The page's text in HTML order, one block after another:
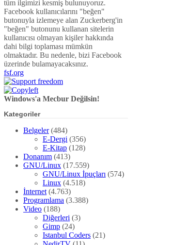
tüm ilgimizi kesmiş bulunuyoruz.
Facebook kullanıcılarını "beğen"
butonuyla izlemeye alan Zuckerberg'in
"beğen" butonunu kullanan sitelerin
kullanıcısı olmayan kişiler hakkında
dahi bilgi toplaması mümkün
olmaktadır. Bu nedenle, bizi Facebook
üzerinde bulamayacaksınız.
fsf.org
Windows'a Mecbur Değilsin!
Kategoriler
Belgeler(484)
E-Dergi (356)
E-Kitap (128)
Donanım (413)
GNU/Linux (17.559)
GNU/Linux İpuçları (574)
Linux (4.518)
İnternet (4.763)
Programlama (3.388)
Video (188)
Diğerleri (3)
Gimp (24)
Istanbul Coders (21)